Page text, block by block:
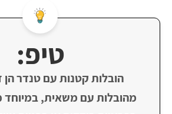
טיפ:
הובלות קטנות עם טנדר הן
מהובלות עם משאית, במיוחד